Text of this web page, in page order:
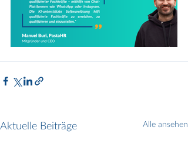
Aktuelle Beiträge Alle ansehen